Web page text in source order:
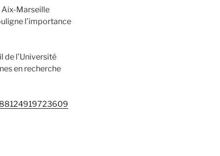
Aix-Marseille
l’importance
de l’Université
en recherche